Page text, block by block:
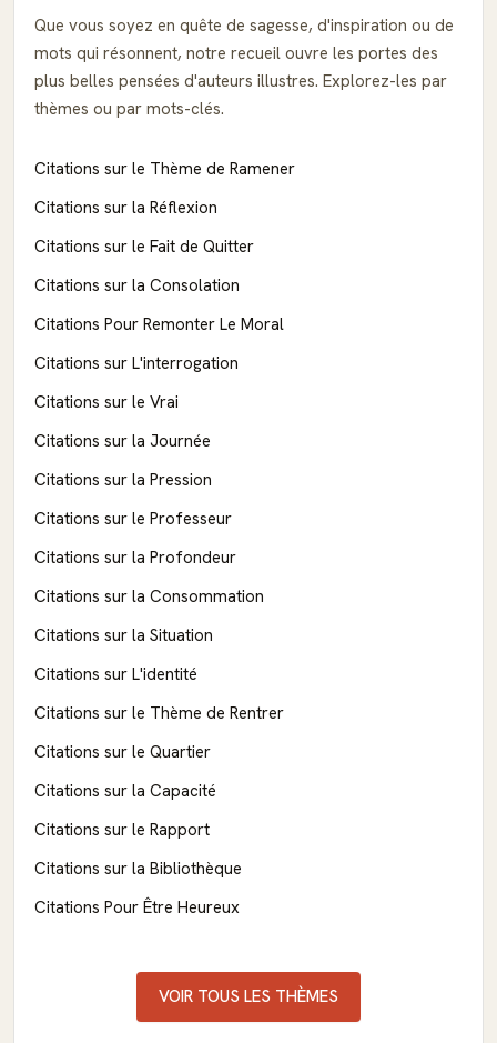
Que vous soyez en quête de sagesse, d'inspiration ou de
mots qui résonnent, notre recueil ouvre les portes des
plus belles pensées d'auteurs illustres. Explorez-les par
thèmes ou par mots-clés.
Citations sur le Thème de Ramener
Citations sur la Réflexion
Citations sur le Fait de Quitter
Citations sur la Consolation
Citations Pour Remonter Le Moral
Citations sur L'interrogation
Citations sur le Vrai
Citations sur la Journée
Citations sur la Pression
Citations sur le Professeur
Citations sur la Profondeur
Citations sur la Consommation
Citations sur la Situation
Citations sur L'identité
Citations sur le Thème de Rentrer
Citations sur le Quartier
Citations sur la Capacité
Citations sur le Rapport
Citations sur la Bibliothèque
Citations Pour Être Heureux
VOIR TOUS LES THÈMES